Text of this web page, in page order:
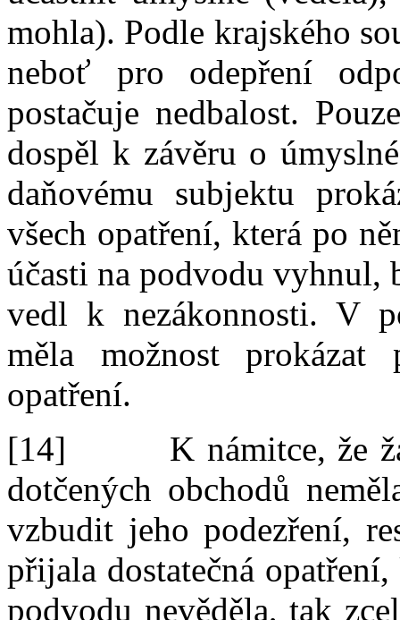
mohla). Podle krajského
neboť pro odepření
postačuje nedbalost.
dospěl k závěru o
daňovému subjektu
všech opatření, která po
účasti na podvodu vyhnul,
vedl k nezákonnosti. V
měla možnost prokázat
opatření.
[14]
K námitce, že
dotčených obchodů neměl
vzbudit jeho podezření,
přijala dostatečná opatření,
podvodu nevěděla, tak